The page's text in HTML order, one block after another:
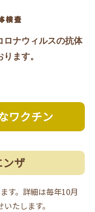
ロナウィルスの抗体
ます。
ワクチン
ザ
す。詳細は毎年10月
たします。